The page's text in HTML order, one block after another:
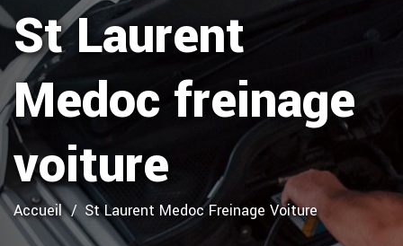
St Laurent
Medoc freinage
voiture
Accueil St Laurent Medoc Freinage Voiture